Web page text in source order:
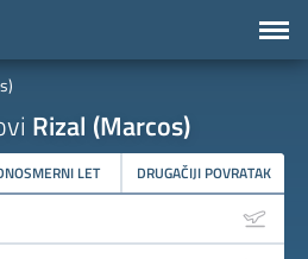
Rizal (Marcos)
LET DRUGAČIJI POVRATAK